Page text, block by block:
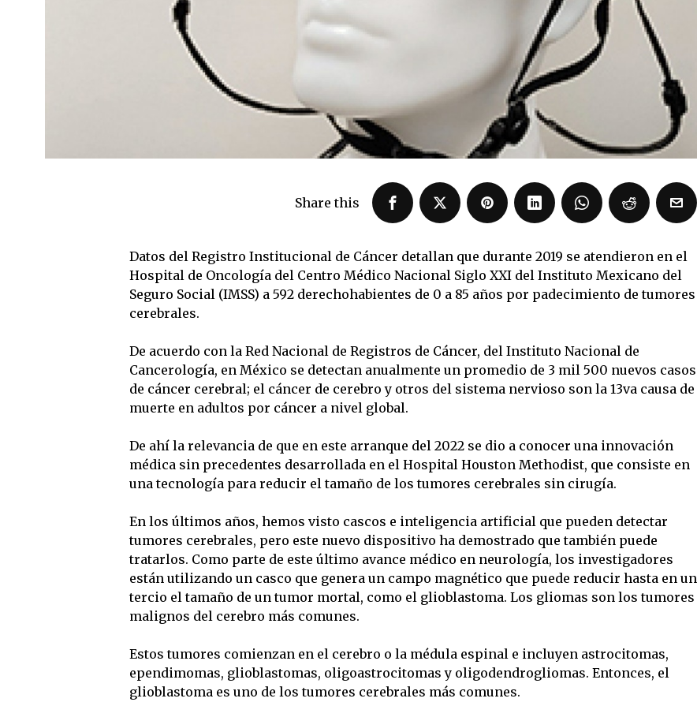
Share this
Datos del Registro Institucional de Cáncer detallan que durante 2019 se atendieron en el
Hospital de Oncología del Centro Médico Nacional Siglo XXI del Instituto Mexicano del
Seguro Social (IMSS) a 592 derechohabientes de 0 a 85 años por padecimiento de tumores
cerebrales.
De acuerdo con la Red Nacional de Registros de Cáncer, del Instituto Nacional de
Cancerología, en México se detectan anualmente un promedio de 3 mil 500 nuevos casos
de cáncer cerebral; el cáncer de cerebro y otros del sistema nervioso son la 13va causa de
muerte en adultos por cáncer a nivel global.
De ahí la relevancia de que en este arranque del 2022 se dio a conocer una innovación
médica sin precedentes desarrollada en el Hospital Houston Methodist, que consiste en
una tecnología para reducir el tamaño de los tumores cerebrales sin cirugía.
En los últimos años, hemos visto cascos e inteligencia artificial que pueden detectar
tumores cerebrales, pero este nuevo dispositivo ha demostrado que también puede
tratarlos. Como parte de este último avance médico en neurología, los investigadores
están utilizando un casco que genera un campo magnético que puede reducir hasta en un
tercio el tamaño de un tumor mortal, como el glioblastoma. Los gliomas son los tumores
malignos del cerebro más comunes.
Estos tumores comienzan en el cerebro o la médula espinal e incluyen astrocitomas,
ependimomas, glioblastomas, oligoastrocitomas y oligodendrogliomas. Entonces, el
glioblastoma es uno de los tumores cerebrales más comunes.